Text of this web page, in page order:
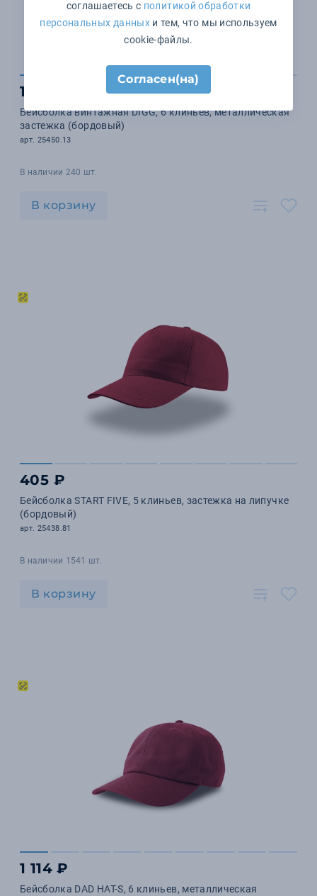
1 302 ₽
Бейсболка винтажная DIGG, 6 клиньев, металлическая
застежка (бордовый)
арт. 25450.13
В наличии 240 шт.
В корзину
405 ₽
Бейсболка START FIVE, 5 клиньев, застежка на липучке
(бордовый)
арт. 25438.81
В наличии 1541 шт.
В корзину
1 114 ₽
Бейсболка DAD HAT-S, 6 клиньев, металлическая
соглашаетесь с политикой обработки
персональных данныхи тем, что мы используем
cookie-файлы.
Согласен(на)